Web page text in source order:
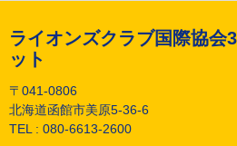
ライオンズクラブ国際協会
ット
〒041-0806
北海道函館市美原5-36-6
TEL : 080-6613-2600